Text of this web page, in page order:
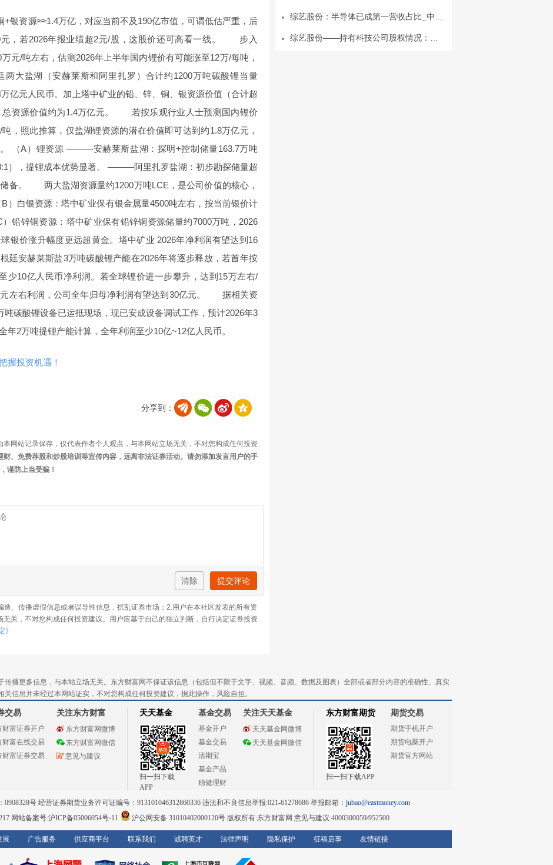
银资源≈≈1.4万亿，对应当前不及190亿市值，可谓低估严重，后
元，若2026年报业绩超2元/股，这股价还可高看一线。 步入
元/吨左右，估测2026年上半年国内锂价有可能涨至12万/每吨，
两大盐湖（安赫莱斯和阿里扎罗）合计约1200万吨碳酸锂当量
万亿元人民币。加上塔中矿业的铅、锌、铜、银资源价值（合计超
总资源价值约为1.4万亿元。 若按乐观行业人士预测国内锂价
，照此推算，仅盐湖锂资源的潜在价值即可达到约1.8万亿元，
（A）锂资源 ———安赫莱斯盐湖：探明+控制储量163.7万吨
），提锂成本优势显著。 ———阿里扎罗盐湖：初步勘探储量超
储备。 两大盐湖资源量约1200万吨LCE，是公司价值的核心，
）白银资源：塔中矿业保有银金属量4500吨左右，按当前银价计
铅锌铜资源：塔中矿业保有铅锌铜资源储量约7000万吨，2026
银价涨升幅度更远超黄金。塔中矿业 2026年净利润有望达到16
赫莱斯盐3万吨碳酸锂产能在2026年将逐步释放，若首年按
少10亿人民币净利润。若全球锂价进一步攀升，达到15万左右/
元左右利润，公司全年归母净利润有望达到30亿元。 据相关资
吨碳酸锂设备已运抵现场，现已安成设备调试工作，预计2026年3
年2万吨提锂产能计算，全年利润至少10亿~12亿人民币。
握投资机遇！
分享到：
本网站记录保存，仅代表作者个人观点，与本网站立场无关，不对您构成任何投资
财、免费荐股和炒股培训等宣传内容，远离非法证券活动。请勿添加发言用户的手
谨防上当受骗！
清除 提交评论
、传播虚假信息或者误导性信息，扰乱证券市场；2.用户在本社区发表的所有资
关，不对您构成任何投资建议。用户应基于自己的独立判断，自行决定证券投资
》
传播更多信息，与本站立场无关。东方财富网不保证该信息（包括但不限于文字、视频、音频、数据及图表）全部或者部分内容的准确性、真实
信息并未经过本网站证实，不对您构成任何投资建议，据此操作，风险自担。
交易
财富证券开户
财富在线交易
财富证券交易
关注东方财富
东方财富网微博
东方财富网微信
意见与建议
天天基金
扫一扫下载
APP
基金交易
基金开户
基金交易
活期宝
基金产品
稳健理财
关注天天基金
天天基金网微博
天天基金网微信
东方财富期货
扫一扫下载APP
期货交易
期货手机开户
期货电脑开户
期货官方网站
号 经营证券期货业务许可证编号：913101046312860336 违法和不良信息举报:021-61278686 举报邮箱： jubao@eastmoney.com
网站备案号:沪ICP备05006054号-11 沪公网安备 31010402000120号版权所有:东方财富网 意见与建议:4000300059/952500
展 广告服务 供应商平台 联系我们 诚聘英才 法律声明 隐私保护 征稿启事 友情链接